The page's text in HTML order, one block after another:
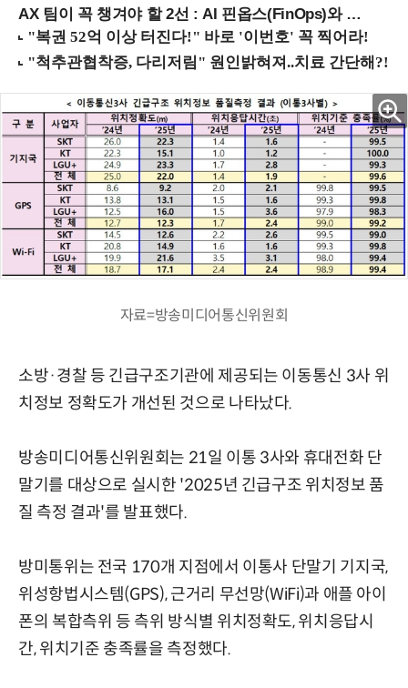
AX 팀이 꼭 챙겨야 할 2선 : AI 핀옵스(FinOps)와 토큰 거버넌스 (8/21 잠실역)
자료=방송미디어통신위원회
소방·경찰 등 긴급구조기관에 제공되는 이동통신 3사 위
치정보 정확도가 개선된 것으로 나타났다.
방송미디어통신위원회는 21일 이통 3사와 휴대전화 단
말기를 대상으로 실시한 '2025년 긴급구조 위치정보 품
질 측정 결과'를 발표했다.
방미통위는 전국 170개 지점에서 이통사 단말기 기지국,
위성항법시스템(GPS), 근거리 무선망(WiFi)과 애플 아이
폰의 복합측위 등 측위 방식별 위치정확도, 위치응답시
간, 위치기준 충족률을 측정했다.